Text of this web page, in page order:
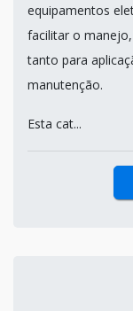
equipamentos
facilitar o
tanto para
manutenção.
Esta cat...